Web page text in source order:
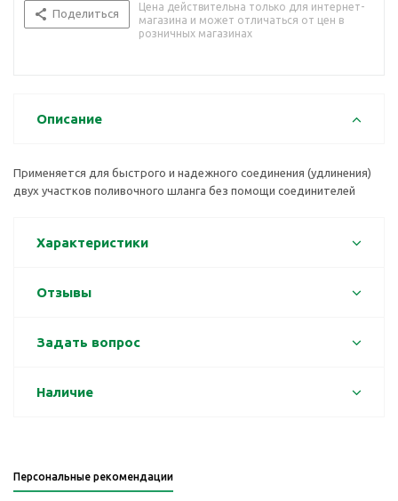
Поделиться
Цена действительна только для интернет-
магазина и может отличаться от цен в
розничных магазинах
Описание
Применяется для быстрого и надежного соединения (удлинения)
двух участков поливочного шланга без помощи соединителей
Характеристики
Отзывы
Задать вопрос
Наличие
Персональные рекомендации